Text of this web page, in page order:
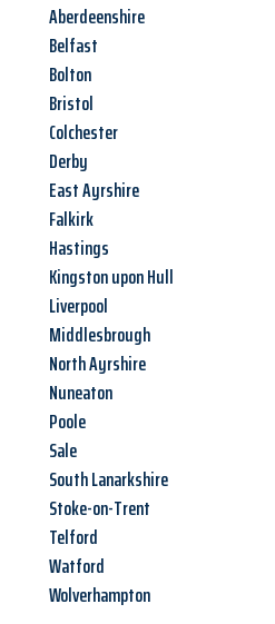
Aberdeenshire
Belfast
Bolton
Bristol
Colchester
Derby
East Ayrshire
Falkirk
Hastings
Kingston upon Hull
Liverpool
Middlesbrough
North Ayrshire
Nuneaton
Poole
Sale
South Lanarkshire
Stoke-on-Trent
Telford
Watford
Wolverhampton